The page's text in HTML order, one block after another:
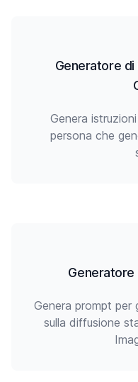
Generatore
Genera
persona che
Genera prompt per
sulla diffusione